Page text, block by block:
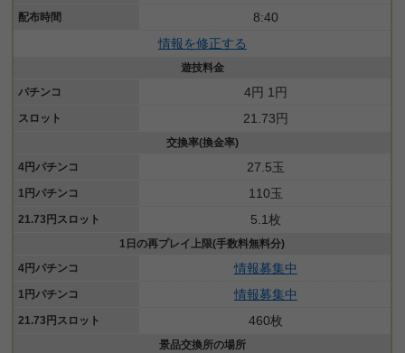
配布時間
8:40
情報を修正する
遊技料金
パチンコ
4円 1円
スロット 21.73円
交換率(換金率)
4円パチンコ
27.5玉
1円パチンコ 110玉
21.73円スロット 5.1枚
1日の再プレイ上限(手数料無料分)
4円パチンコ
情報募集中
1円パチンコ 情報募集中
21.73円スロット 460枚
景品交換所の場所